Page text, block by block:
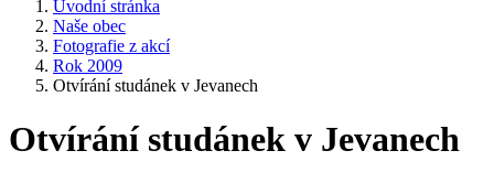
Úvodní stránka
Naše obec
Fotografie z akcí
Rok 2009
Otvírání studánek v Jevanech
Otvírání studánek v Jevanech